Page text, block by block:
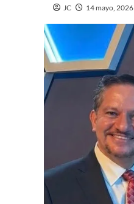
JC 14 mayo, 2026